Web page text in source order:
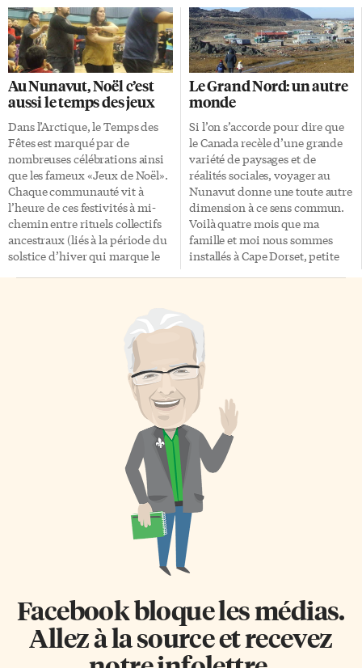
au profit de toute la
communauté. Ateliers
musicaux Dès leur arrivée, le
vendredi, les cinq membres du
groupe se sont rendus dans les
classes de l’école élémentaire
Sam Pudlat afin d’offrir aux
plus jeunes, de la maternelle à la
3e année, une expérience
musicale des plus
enthousiasmantes. Les élèves
ont […]
Club) propose à toute la
communauté une «scène
ouverte». À partir 19h30, la
plupart des participants se
présentent. Bien qu’ouvert à
tous, ce rendez-vous rassemble
essentiellement des jeunes, de
8-9 ans pour les plus petits
jusqu’à 16-17 ans pour les plus
âgés. De nombreux
instruments de musique sont
installés sur la petite scène et
mis à disposition des
intéressés: une […]
Au Nunavut, Noël c’est
aussi le temps des jeux
Dans l’Arctique, le Temps des
Fêtes est marqué par de
nombreuses célébrations ainsi
que les fameux «Jeux de Noël».
Chaque communauté vit à
l’heure de ces festivités à mi-
chemin entre rituels collectifs
ancestraux (liés à la période du
solstice d’hiver qui marque le
siècle). À Cape Dorset, hameau
situé au sud-ouest de l’île de
Baffin, c’est l’occasion pour les
habitants de se retrouver
autour d’activités variées et de
partager leur incroyable et
pieux enthousiasme pour Noël.
La communauté se réunit C’est
élémentaire qui accueille, […]
Le Grand Nord: un autre
monde
Si l’on s’accorde pour dire que
le Canada recèle d’une grande
variété de paysages et de
réalités sociales, voyager au
Nunavut donne une toute autre
dimension à ce sens commun.
Voilà quatre mois que ma
famille et moi nous sommes
installés à Cape Dorset, petite
routine propre à la vie citadine,
ma femme et moi avons décidé
de venir enseigner ici. Certes,
nous n’avons pas quitté le
Canada, mais nous avons bel et
bien mis les pieds dans un
nouveau monde. […]
Facebook bloque les médias.
Allez à la source et recevez